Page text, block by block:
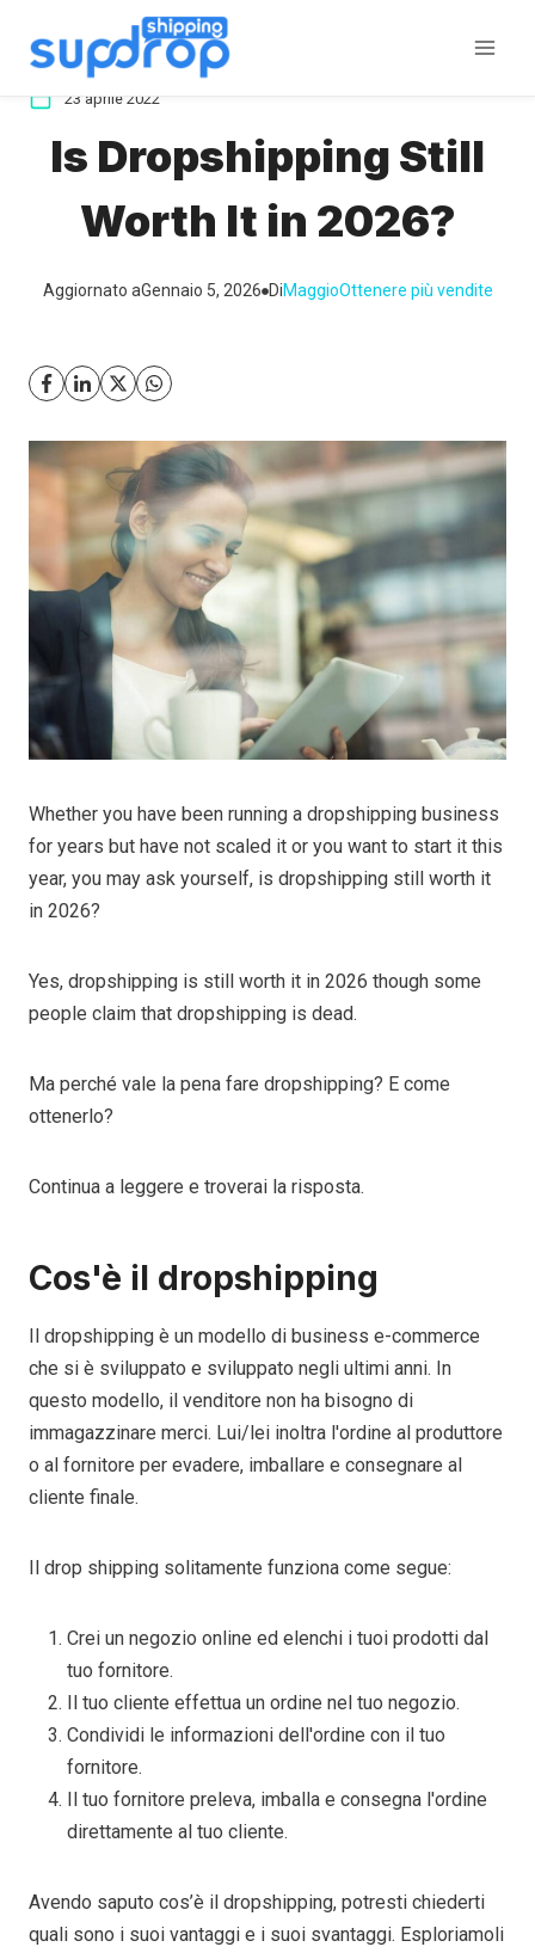
23 aprile 2022
Is Dropshipping Still
Worth It in 2026?
Aggiornato aGennaio 5, 2026 DiMaggioOttenere più vendite
Whether you have been running a dropshipping business
for years but have not scaled it or you want to start it this
year, you may ask yourself, is dropshipping still worth it
in 2026?
Yes, dropshipping is still worth it in 2026 though some
people claim that dropshipping is dead.
Ma perché vale la pena fare dropshipping? E come
ottenerlo?
Continua a leggere e troverai la risposta.
Cos'è il dropshipping
Il dropshipping è un modello di business e-commerce
che si è sviluppato e sviluppato negli ultimi anni. In
questo modello, il venditore non ha bisogno di
immagazzinare merci. Lui/lei inoltra l'ordine al produttore
o al fornitore per evadere, imballare e consegnare al
cliente finale.
Il drop shipping solitamente funziona come segue:
Crei un negozio online ed elenchi i tuoi prodotti dal
tuo fornitore.
Il tuo cliente effettua un ordine nel tuo negozio.
Condividi le informazioni dell'ordine con il tuo
fornitore.
Il tuo fornitore preleva, imballa e consegna l'ordine
direttamente al tuo cliente.
Avendo saputo cos’è il dropshipping, potresti chiederti
quali sono i suoi vantaggi e i suoi svantaggi. Esploriamoli